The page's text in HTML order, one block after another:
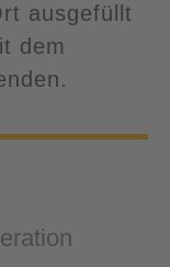
ausgefüllt
dem